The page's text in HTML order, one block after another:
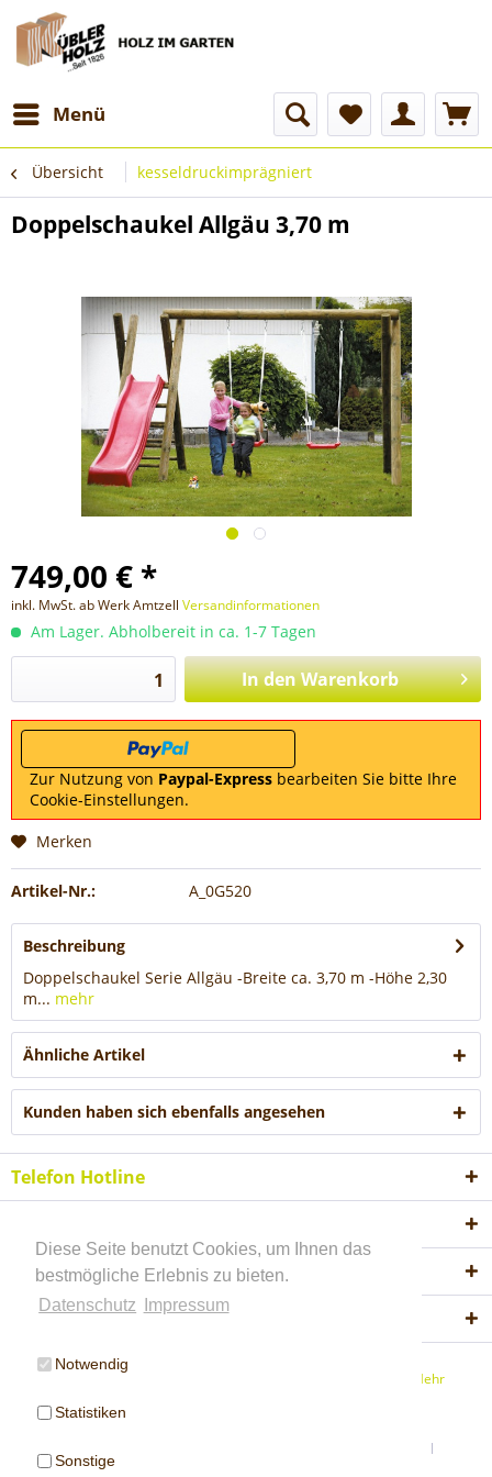
Diese Seite benutzt Cookies, um Ihnen das
bestmögliche Erlebnis zu bieten.
Datenschutz
Impressum
Notwendig
Statistiken
Sonstige
Menü
Übersicht kesseldruckimprägniert
Doppelschaukel Allgäu 3,70 m
749,00 € *
inkl. MwSt. ab Werk Amtzell Versandinformationen
Am Lager. Abholbereit in ca. 1-7 Tagen
In denWarenkorb
Zur Nutzung von Paypal-Express bearbeiten Sie bitte Ihre
Cookie-Einstellungen.
Merken
Artikel-Nr.: A_0G520
Beschreibung
Doppelschaukel Serie Allgäu -Breite ca. 3,70 m -Höhe 2,30
m... mehr
Ähnliche Artikel
Kunden haben sich ebenfalls angesehen
Telefon Hotline
Informationen
Akzeptierte Zahlungsweisen
* Alle Preise inkl. gesetzl. Mehrwertsteuer ab Werk Amtzell
Mehr